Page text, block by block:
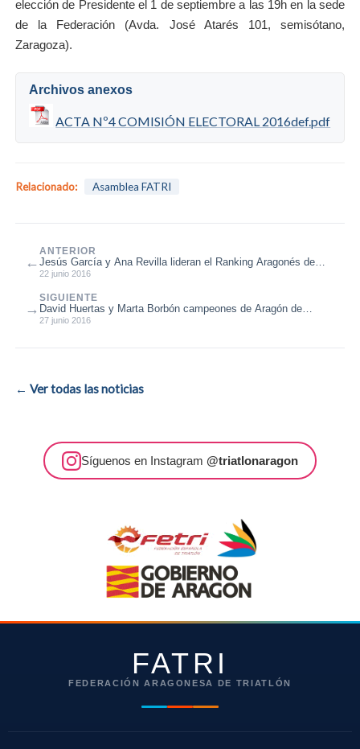
elección de Presidente el 1 de septiembre a las 19h en la sede
de la Federación (Avda. José Atarés 101, semisótano,
Zaragoza).
Archivos anexos
ACTA Nº4 COMISIÓN ELECTORAL 2016def.pdf
Relacionado: Asamblea FATRI
←
ANTERIOR
Jesús García y Ana Revilla lideran el Ranking Aragonés de
Triatlón 2016
22 junio 2016
SIGUIENTE
David Huertas y Marta Borbón campeones de Aragón de
Acuatlón 2016
27 junio 2016
→
← Ver todas las noticias
Síguenos en Instagram @triatlonaragon
FATRI
FEDERACIÓN ARAGONESA DE TRIATLÓN